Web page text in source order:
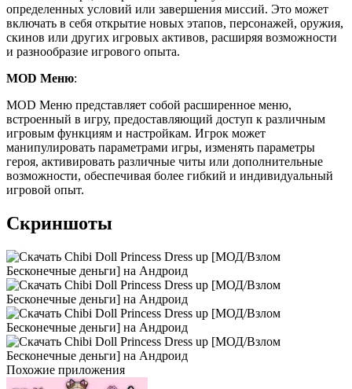
определенных условий или завершения миссий. Это может
включать в себя открытие новых этапов, персонажей, оружия,
скинов или других игровых активов, расширяя возможности
и разнообразие игрового опыта.
MOD Меню:
MOD Меню представляет собой расширенное меню,
встроенный в игру, предоставляющий доступ к различным
игровым функциям и настройкам. Игрок может
манипулировать параметрами игры, изменять параметры
героя, активировать различные читы или дополнительные
возможности, обеспечивая более гибкий и индивидуальный
игровой опыт.
Скриншоты
Похожие приложения